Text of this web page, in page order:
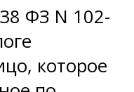
ФЗ N 102-
которое